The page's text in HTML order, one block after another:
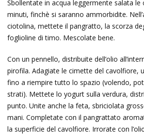
Sbollentate in acqua leggermente salata le
minuti, finchè si saranno ammorbidite.
ciotolina, mettete il pangratto, la scorza
foglioline di timo. Mescolate bene.
Con un pennello, distribuite dell’olio
pirofila. Adagiate le cimette del cavolfiore,
fino a riempire tutto lo spazio (volendo,
strati). Mettete lo yogurt sulla verdura,
punto. Unite anche la feta, sbriciolata
mani. Completate con il pangrattato
la superficie del cavolfiore. Irrorate con